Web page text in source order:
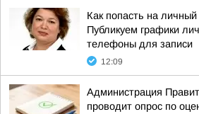
Как попасть на
Публикуем графики
телефоны для записи
12:09
Администрация
проводит опрос по